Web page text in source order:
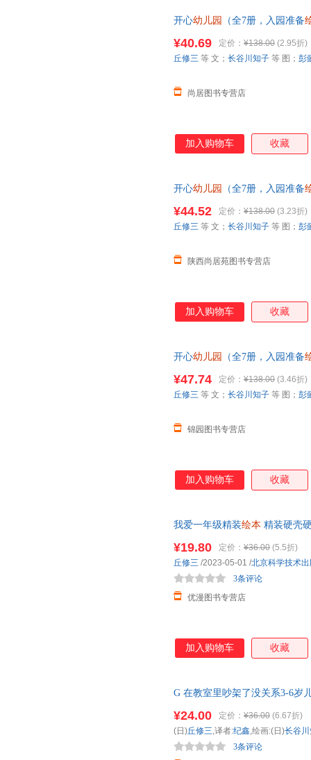
开心幼儿园 （全7册，入园准备
¥40.69 定价： ¥138.00 (2.95折)
尚居图书专营店
丘修三 等 文； 长谷川知子 等 图； 彭
加入购物车 收藏
开心幼儿园 （全7册，入园准备
¥44.52 定价： ¥138.00 (3.23折)
陕西尚居苑图书专营店
丘修三 等 文； 长谷川知子 等 图； 彭
加入购物车 收藏
开心幼儿园 （全7册，入园准备
¥47.74 定价： ¥138.00 (3.46折)
锦园图书专营店
丘修三 等 文； 长谷川知子 等 图； 彭
加入购物车 收藏
我爱一年级精装绘本 精装硬壳
¥19.80 定价： ¥36.00 (5.5折)
优漫图书专营店
3条评论
丘修三 /2023-05-01 /北京科学技术
加入购物车 收藏
G 在教室里吵架了没关系3-6岁
¥24.00 定价： ¥36.00 (6.67折)
3条评论
(日)丘修三,译者:纪鑫,绘画:(日)长谷